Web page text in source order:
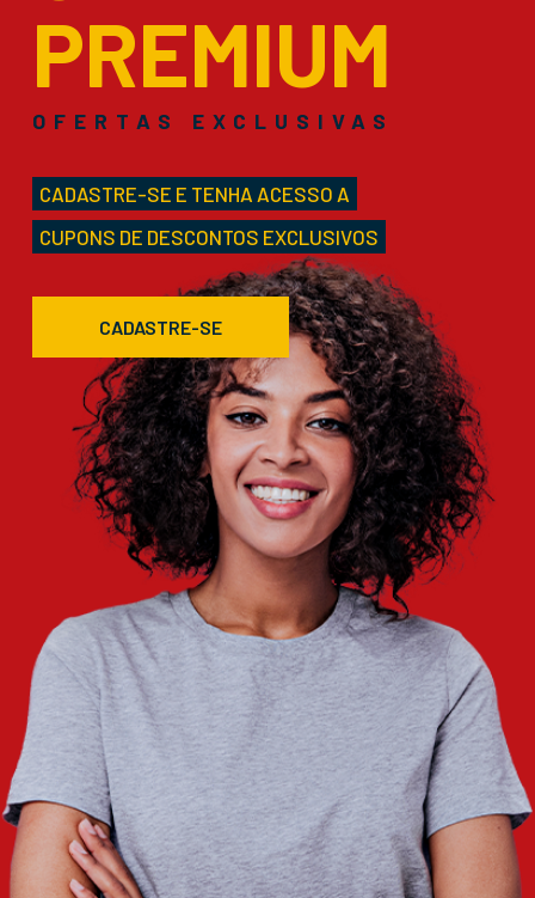
PREMIUM
OFERTAS EXCLUSIVAS
CADASTRE-SE E TENHA ACESSO A
CUPONS DE DESCONTOS EXCLUSIVOS
CADASTRE-SE